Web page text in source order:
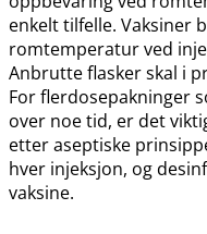
enkelt tilfelle.
romtemperatur ved
Anbrutte flasker skal i
For flerdosepakninger
over noe tid, er det
etter aseptiske
hver injeksjon, og
vaksine.